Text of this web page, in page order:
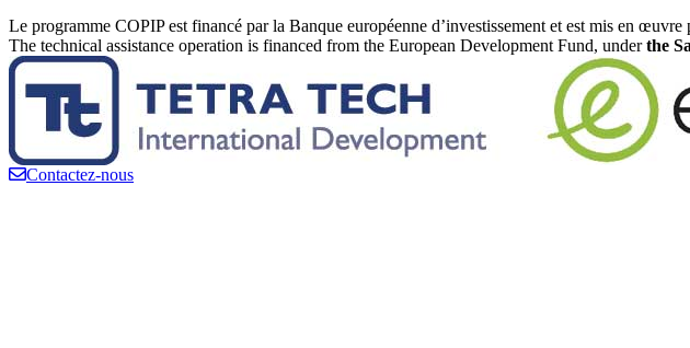
Le programme COPIP est financé par la Banque européenne d’investissement et est mis en œuvre
The technical assistance operation is financed from the European Development Fund, underthe
Contactez-nous